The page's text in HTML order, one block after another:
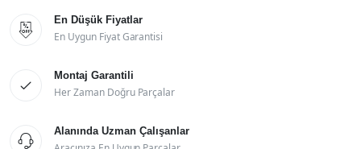

En Düşük Fiyatlar
En Uygun Fiyat Garantisi

Montaj Garantili
Her Zaman Doğru Parçalar

Alanında Uzman Çalışanlar